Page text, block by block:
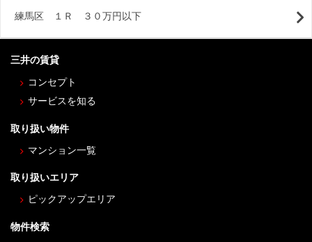
練馬区 １Ｒ ３０万円以下
三井の賃貸
コンセプト
サービスを知る
取り扱い物件
マンション一覧
取り扱いエリア
ピックアップエリア
物件検索